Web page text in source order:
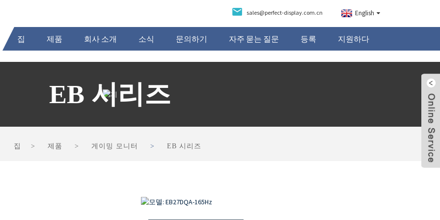
sales@perfect-display.com.cn English
집 제품 회사 소개 소식 문의하기 자주 묻는 질문 등록 지원하다
EB 시리즈
집 제품 게이밍 모니터 EB 시리즈